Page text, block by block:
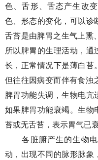
色、舌形、舌态产生改
色、形态的变化，可以诊
舌苔是由脾胃之生气上熏
所以脾胃的生理活动，
长，正常情况下是薄白苔
但往往因病变而伴有食浊
脾胃功能失调，生物电亢
如果脾胃功能衰竭。生物
苔或无舌苔，表示胃气已
各脏腑产生的生物电
动，出现不同的脉形脉象